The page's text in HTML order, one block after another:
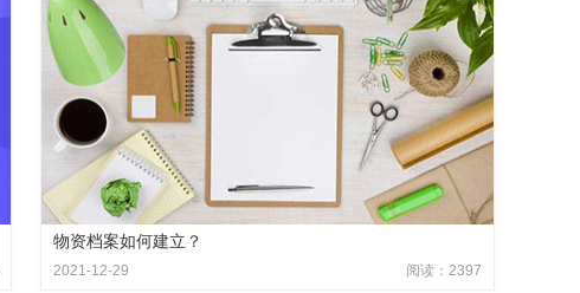
物资档案如何建立？
2021-12-29 阅读：2397